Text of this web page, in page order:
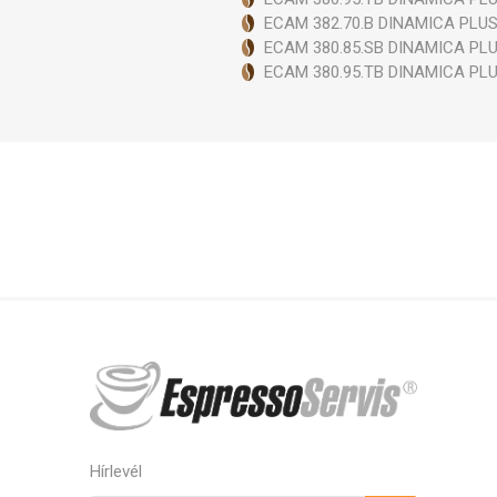
ECAM 382.70.B DINAMICA PLUS
ECAM 380.85.SB DINAMICA
ECAM 380.95.TB DINAMICA
Hírlevél